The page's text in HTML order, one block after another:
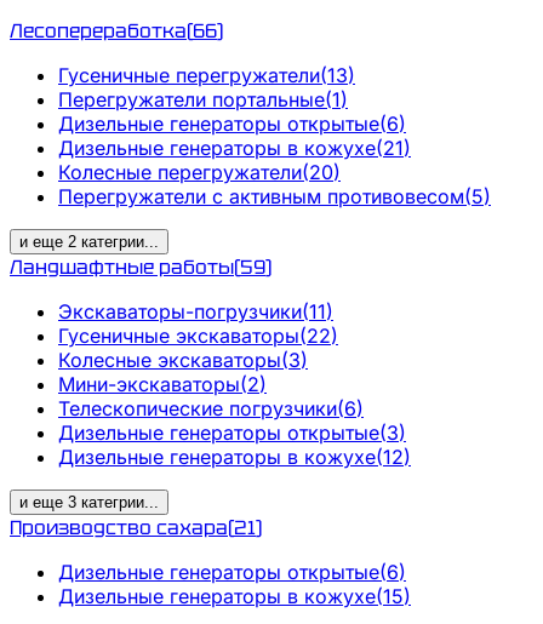
Лесопереработка(66)
Гусеничные перегружатели(13)
Перегружатели портальные(1)
Дизельные генераторы открытые(6)
Дизельные генераторы в кожухе(21)
Колесные перегружатели(20)
Перегружатели с активным противовесом(5)
и еще 2 категрии...
Ландшафтные работы(59)
Экскаваторы-погрузчики(11)
Гусеничные экскаваторы(22)
Колесные экскаваторы(3)
Мини-экскаваторы(2)
Телескопические погрузчики(6)
Дизельные генераторы открытые(3)
Дизельные генераторы в кожухе(12)
и еще 3 категрии...
Производство сахара(21)
Дизельные генераторы открытые(6)
Дизельные генераторы в кожухе(15)